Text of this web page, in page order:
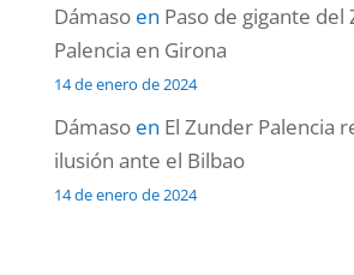
Dámasoen Paso de gigante del
Palencia en Girona
14 de enero de 2024
Dámasoen El Zunder Palencia
ilusión ante el Bilbao
14 de enero de 2024